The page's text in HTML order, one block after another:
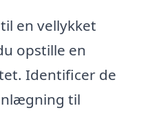
en vellykket
opstille en
Identificer de
til